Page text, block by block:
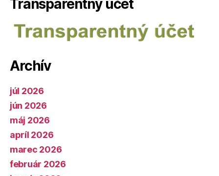
Transparentný účet
Archív
júl 2026
jún 2026
máj 2026
apríl 2026
marec 2026
február 2026